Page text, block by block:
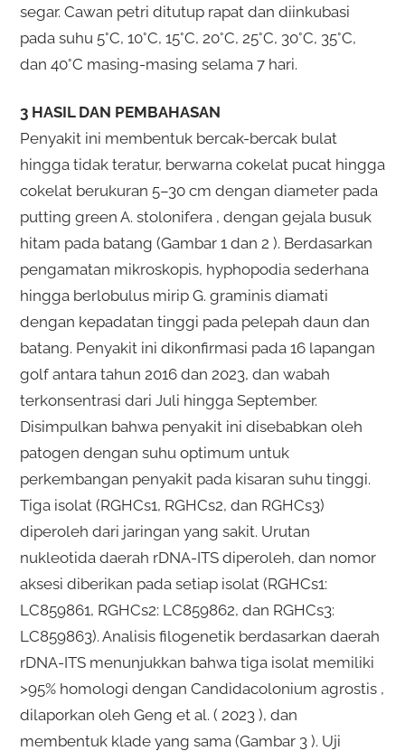
segar. Cawan petri ditutup rapat dan diinkubasi
pada suhu 5°C, 10°C, 15°C, 20°C, 25°C, 30°C, 35°C,
dan 40°C masing-masing selama 7 hari.
3 HASIL DAN PEMBAHASAN
Penyakit ini membentuk bercak-bercak bulat
hingga tidak teratur, berwarna cokelat pucat hingga
cokelat berukuran 5–30 cm dengan diameter pada
putting green A. stolonifera , dengan gejala busuk
hitam pada batang (Gambar 1 dan 2 ). Berdasarkan
pengamatan mikroskopis, hyphopodia sederhana
hingga berlobulus mirip G. graminis diamati
dengan kepadatan tinggi pada pelepah daun dan
batang. Penyakit ini dikonfirmasi pada 16 lapangan
golf antara tahun 2016 dan 2023, dan wabah
terkonsentrasi dari Juli hingga September.
Disimpulkan bahwa penyakit ini disebabkan oleh
patogen dengan suhu optimum untuk
perkembangan penyakit pada kisaran suhu tinggi.
Tiga isolat (RGHCs1, RGHCs2, dan RGHCs3)
diperoleh dari jaringan yang sakit. Urutan
nukleotida daerah rDNA-ITS diperoleh, dan nomor
aksesi diberikan pada setiap isolat (RGHCs1:
LC859861, RGHCs2: LC859862, dan RGHCs3:
LC859863). Analisis filogenetik berdasarkan daerah
rDNA-ITS menunjukkan bahwa tiga isolat memiliki
>95% homologi dengan Candidacolonium agrostis ,
dilaporkan oleh Geng et al. ( 2023 ), dan
membentuk klade yang sama (Gambar 3 ). Uji